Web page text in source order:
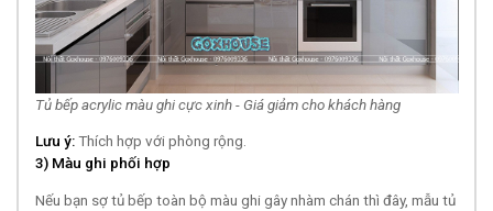
Tủ bếp acrylic màu ghi cực xinh - Giá giảm cho khách hàng
Lưu ý:Thích hợp với phòng rộng.
3) Màu ghi phối hợp
Nếu bạn sợ tủ bếp toàn bộ màu ghi gây nhàm chán thì đây, mẫu tủ